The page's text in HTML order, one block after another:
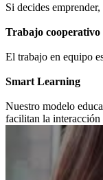
Si decides
Trabajo cooperativo
El trabajo en equipo
Smart Learning
Nuestro modelo
facilitan la interacción